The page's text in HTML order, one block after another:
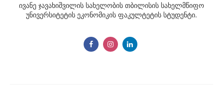
ივანე ჯავახიშვილის სახელობის თბილისის სახელმწიფო
უნივერსიტეტის ეკონომიკის ფაკულტეტის სტუდენტი.